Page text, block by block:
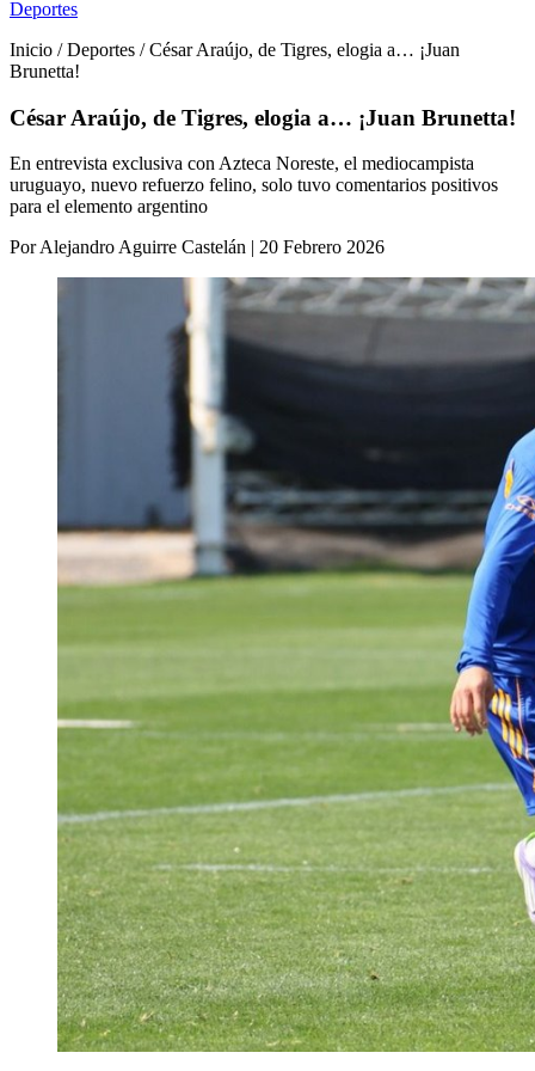
Deportes
Inicio / Deportes / César Araújo, de Tigres, elogia a… ¡Juan
Brunetta!
César Araújo, de Tigres, elogia a… ¡Juan Brunetta!
En entrevista exclusiva con Azteca Noreste, el mediocampista
uruguayo, nuevo refuerzo felino, solo tuvo comentarios positivos
para el elemento argentino
Por Alejandro Aguirre Castelán | 20 Febrero 2026